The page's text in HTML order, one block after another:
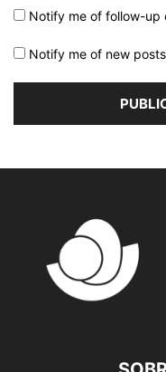
Notify me of follow-up
Notify me of new